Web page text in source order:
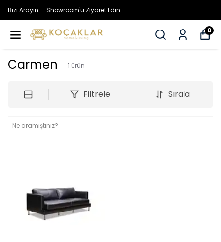
Bizi Arayın Showroom'u Ziyaret Edin
0
Carmen 1 ürün
Filtrele Sırala